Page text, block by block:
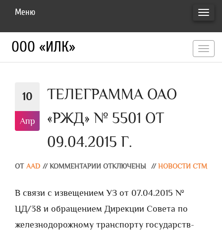
Меню
ООО «ИЛК»
10
Апр
ТЕЛЕГРАММА ОАО
«РЖД» № 5501 ОТ
09.04.2015 Г.
ОТ AAD // КОММЕНТАРИИ ОТКЛЮЧЕНЫ // НОВОСТИ СТМ
В связи с извещением УЗ от 07.04.2015 №
ЦД/38 и обращением Дирекции Совета по
железнодорожному транспорту государств-